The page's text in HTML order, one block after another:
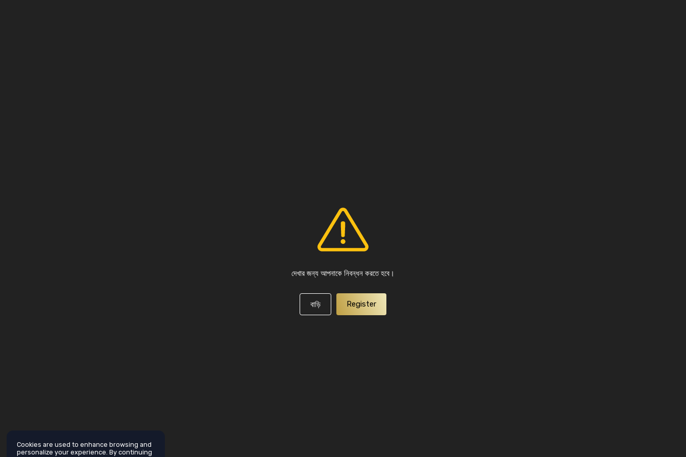
দেখার জন্য আপনাকে নিবন্ধন করতে হবে।
বাড়ি Register
Cookies are used to enhance browsing and
personalize your experience. By continuing